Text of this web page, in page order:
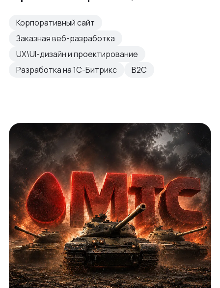
Корпоративный сайт
Заказная веб-разработка
UX\UI-дизайн и проектирование
Разработка на 1С-Битрикс
B2C